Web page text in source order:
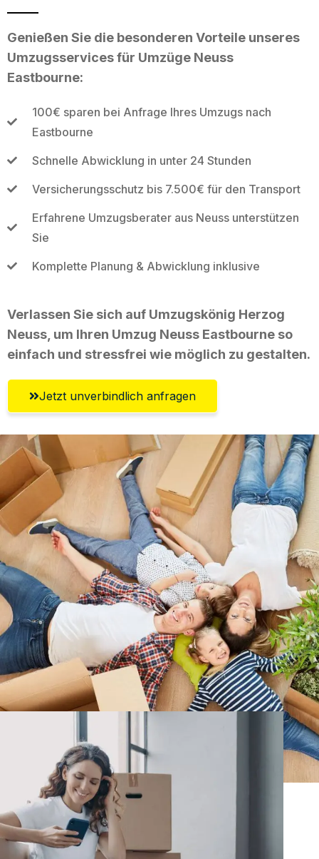
Genießen Sie die besonderen Vorteile unseres
Umzugsservices für Umzüge Neuss
Eastbourne:
100€ sparen bei Anfrage Ihres Umzugs nach
Eastbourne
Schnelle Abwicklung in unter 24 Stunden
Versicherungsschutz bis 7.500€ für den Transport
Erfahrene Umzugsberater aus Neuss unterstützen
Sie
Komplette Planung & Abwicklung inklusive
Verlassen Sie sich auf Umzugskönig Herzog
Neuss, um Ihren Umzug Neuss Eastbourne so
einfach und stressfrei wie möglich zu gestalten.
Jetzt unverbindlich anfragen